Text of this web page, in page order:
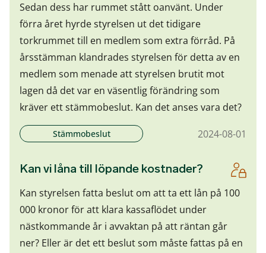
Sedan dess har rummet stått oanvänt. Under
förra året hyrde styrelsen ut det tidigare
torkrummet till en medlem som extra förråd. På
årsstämman klandrades styrelsen för detta av en
medlem som menade att styrelsen brutit mot
lagen då det var en väsentlig förändring som
kräver ett stämmobeslut. Kan det anses vara det?
Stämmobeslut 2024-08-01
Kan vi låna till löpande kostnader?
Kan styrelsen fatta beslut om att ta ett lån på 100
000 kronor för att klara kassaflödet under
nästkommande år i avvaktan på att räntan går
ner? Eller är det ett beslut som måste fattas på en